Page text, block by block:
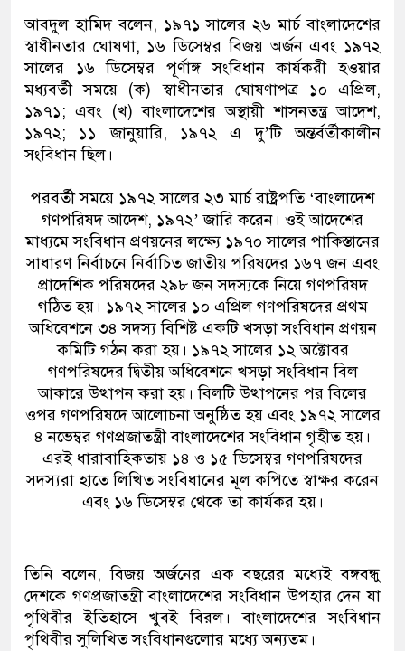
আবদুল হামিদ বলেন, ১৯৭১ সালের ২৬ মার্চ বাংলাদেশের
স্বাধীনতার ঘোষণা, ১৬ ডিসেম্বর বিজয় অর্জন এবং ১৯৭২
সালের ১৬ ডিসেম্বর পূর্ণাঙ্গ সংবিধান কার্যকরী হওয়ার
মধ্যবর্তী সময়ে (ক) স্বাধীনতার ঘোষণাপত্র ১০ এপ্রিল,
১৯৭১; এবং (খ) বাংলাদেশের অস্থায়ী শাসনতন্ত্র আদেশ,
১৯৭২; ১১ জানুয়ারি, ১৯৭২ এ দু’টি অন্তর্বর্তীকালীন
সংবিধান ছিল।
পরবর্তী সময়ে ১৯৭২ সালের ২৩ মার্চ রাষ্ট্রপতি ‘বাংলাদেশ
গণপরিষদ আদেশ, ১৯৭২’ জারি করেন। ওই আদেশের
মাধ্যমে সংবিধান প্রণয়নের লক্ষ্যে ১৯৭০ সালের পাকিস্তানের
সাধারণ নির্বাচনে নির্বাচিত জাতীয় পরিষদের ১৬৭ জন এবং
প্রাদেশিক পরিষদের ২৯৮ জন সদস্যকে নিয়ে গণপরিষদ
গঠিত হয়। ১৯৭২ সালের ১০ এপ্রিল গণপরিষদের প্রথম
অধিবেশনে ৩৪ সদস্য বিশিষ্ট একটি খসড়া সংবিধান প্রণয়ন
কমিটি গঠন করা হয়। ১৯৭২ সালের ১২ অক্টোবর
গণপরিষদের দ্বিতীয় অধিবেশনে খসড়া সংবিধান বিল
আকারে উত্থাপন করা হয়। বিলটি উত্থাপনের পর বিলের
ওপর গণপরিষদে আলোচনা অনুষ্ঠিত হয় এবং ১৯৭২ সালের
৪ নভেম্বর গণপ্রজাতন্ত্রী বাংলাদেশের সংবিধান গৃহীত হয়।
এরই ধারাবাহিকতায় ১৪ ও ১৫ ডিসেম্বর গণপরিষদের
সদস্যরা হাতে লিখিত সংবিধানের মূল কপিতে স্বাক্ষর করেন
এবং ১৬ ডিসেম্বর থেকে তা কার্যকর হয়।
তিনি বলেন, বিজয় অর্জনের এক বছরের মধ্যেই বঙ্গবন্ধু
দেশকে গণপ্রজাতন্ত্রী বাংলাদেশের সংবিধান উপহার দেন যা
পৃথিবীর ইতিহাসে খুবই বিরল। বাংলাদেশের সংবিধান
পৃথিবীর সুলিখিত সংবিধানগুলোর মধ্যে অন্যতম।